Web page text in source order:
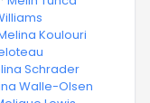
Koulouri
Schrader
Walle-Olsen